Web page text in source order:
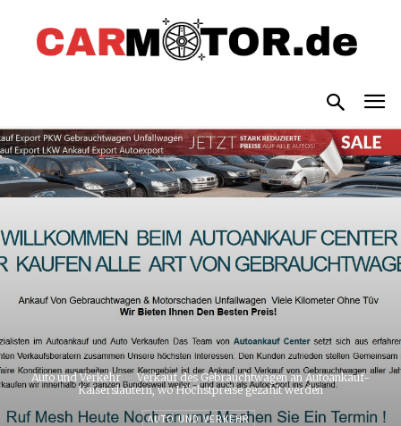
Auto und Verkehr
Verkauf des Gebrauchtwagen an Autoankauf-
Kaiserslautern, wo Höchstpreise gezahlt werden
AUTO UND VERKEHR